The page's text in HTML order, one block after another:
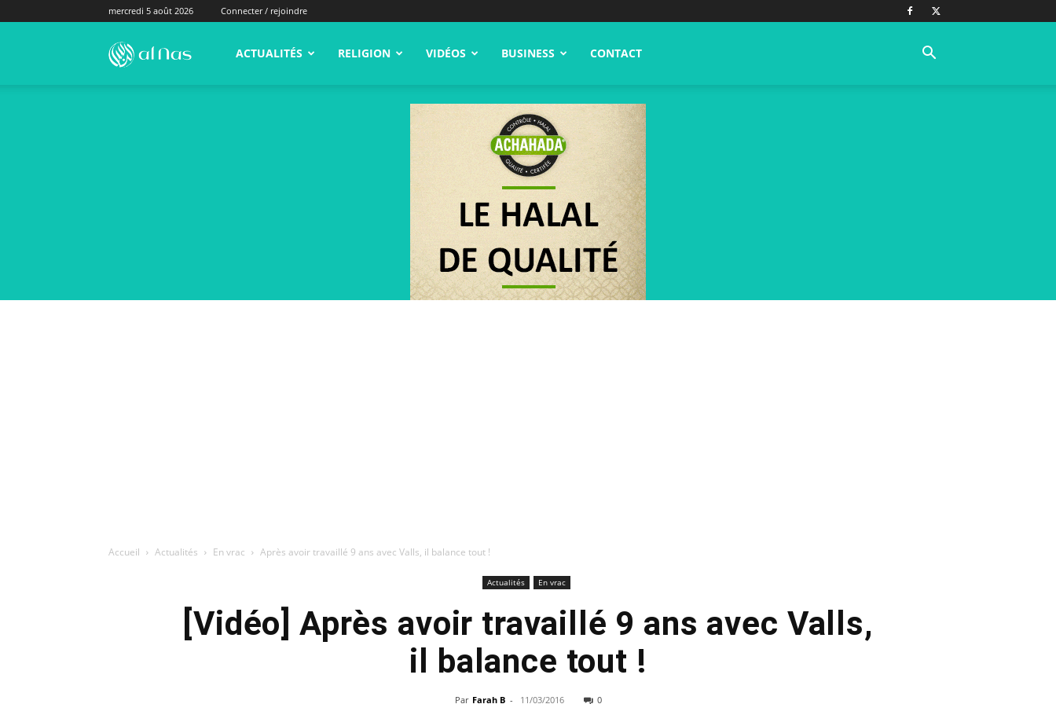
mercredi 5 août 2026 Connecter / rejoindre
alNas.fr ACTUALITÉS RELIGION VIDÉOS BUSINESS CONTACT
Accueil Actualités En vrac Après avoir travaillé 9 ans avec Valls, il balance tout !
Actualités En vrac
[Vidéo] Après avoir travaillé 9 ans avec Valls,
il balance tout !
Par Farah B - 11/03/2016 0